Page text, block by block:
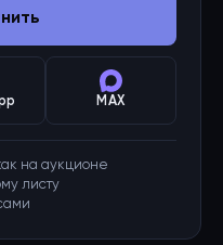
MAX
на аукционе
листу